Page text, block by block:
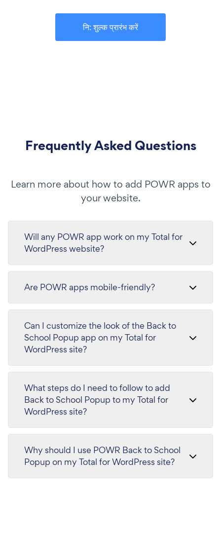
नि: शुल्क प्रारंभ करें
Frequently Asked Questions
Learn more about how to add POWR apps to
your website.
Will any POWR app work on my Total for
WordPress website?
Are POWR apps mobile-friendly?
Can I customize the look of the Back to
School Popup app on my Total for
WordPress site?
What steps do I need to follow to add
Back to School Popup to my Total for
WordPress site?
Why should I use POWR Back to School
Popup on my Total for WordPress site?